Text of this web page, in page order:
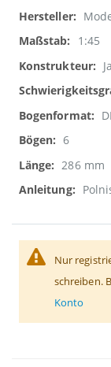
Informationen
1:45
6
286 mm
Nur
schreiben.
Konto